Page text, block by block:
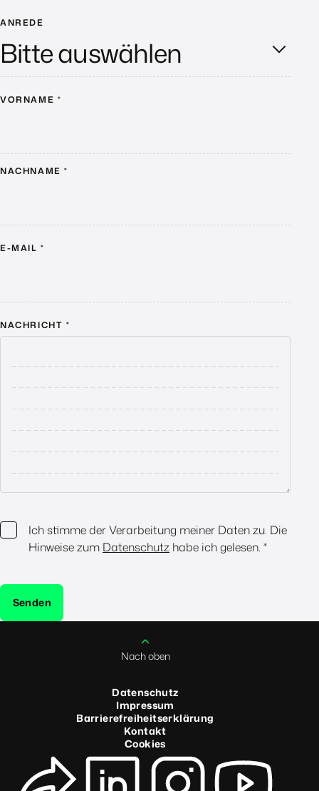
ANREDE
VORNAME *
NACHNAME*
E-MAIL*
NACHRICHT *
Ich stimme der Verarbeitung meiner Daten zu. Die
Hinweise zum Datenschutz habe ich gelesen. *
Senden
Nach oben
Datenschutz
Impressum
Barrierefreiheitserklärung
Kontakt
Cookies